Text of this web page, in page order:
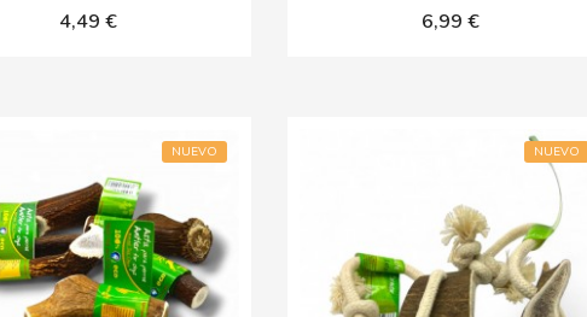
4,49 € 6,99 €
NUEVO NUEVO